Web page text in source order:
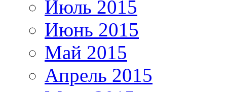
Июль 2015
Июнь 2015
Май 2015
Апрель 2015